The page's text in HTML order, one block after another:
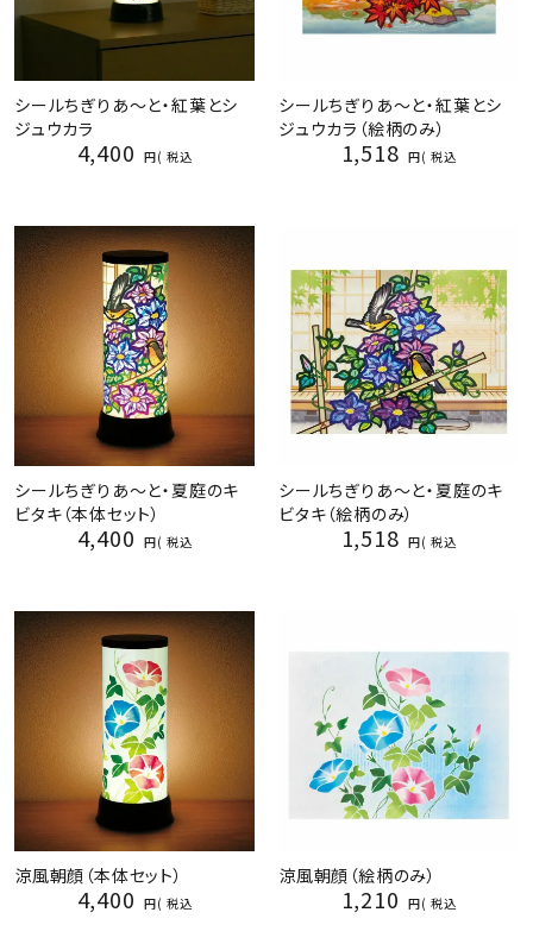
シールちぎりあ～と・紅葉とシ
ジュウカラ
4,400 税込
シールちぎりあ～と・紅葉とシ
ジュウカラ（絵柄のみ）
1,518 税込
シールちぎりあ～と・夏庭のキ
ビタキ（本体セット）
4,400 税込
シールちぎりあ～と・夏庭のキ
ビタキ（絵柄のみ）
1,518 税込
涼風朝顔（本体セット）
4,400 税込
涼風朝顔（絵柄のみ）
1,210 税込